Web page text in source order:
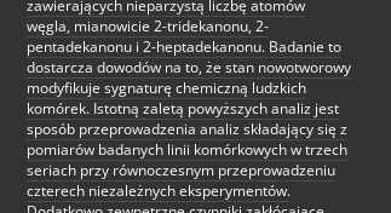
zawierających nieparzystą liczbę atomów
węgla, mianowicie 2-tridekanonu, 2-
pentadekanonu i 2-heptadekanonu. Badanie to
dostarcza dowodów na to, że stan nowotworowy
modyfikuje sygnaturę chemiczną ludzkich
komórek. Istotną zaletą powyższych analiz jest
sposób przeprowadzenia analiz składający się z
pomiarów badanych linii komórkowych w trzech
seriach przy równoczesnym przeprowadzeniu
czterech niezależnych eksperymentów.